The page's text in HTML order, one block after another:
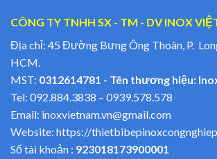
CÔNG TY TNHH SX - TM - DV INOX
Địa chỉ: 45 Đường Bưng Ông Thoàn, P.
HCM.
MST: 0312614781 - Tên thương hiệu:
Tel: 092.884.3838 – 0939.578.578
Email: inoxvietnam.vn@gmail.com
Website: https://
Số tài khoản : 923018173900001